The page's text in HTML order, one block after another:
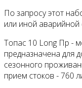
По запросу этот
или иной аварийной
Топас 10 Long Пр -
предназначена для
сезонного
прием стоков - 760